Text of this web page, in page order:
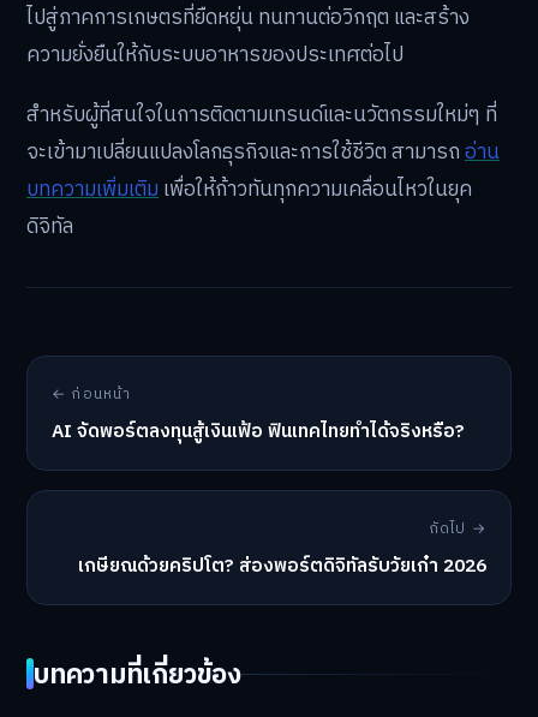
ไปสู่ภาคการเกษตรที่ยืดหยุ่น ทนทานต่อวิกฤต และสร้าง
ความยั่งยืนให้กับระบบอาหารของประเทศต่อไป
สำหรับผู้ที่สนใจในการติดตามเทรนด์และนวัตกรรมใหม่ๆ ที่
จะเข้ามาเปลี่ยนแปลงโลกธุรกิจและการใช้ชีวิต สามารถอ่าน
บทความเพิ่มเติมเพื่อให้ก้าวทันทุกความเคลื่อนไหวในยุค
ดิจิทัล
← ก่อนหน้า
AI จัดพอร์ตลงทุนสู้เงินเฟ้อ ฟินเทคไทยทำได้จริงหรือ?
ถัดไป →
เกษียณด้วยคริปโต? ส่องพอร์ตดิจิทัลรับวัยเก๋า 2026
บทความที่เกี่ยวข้อง